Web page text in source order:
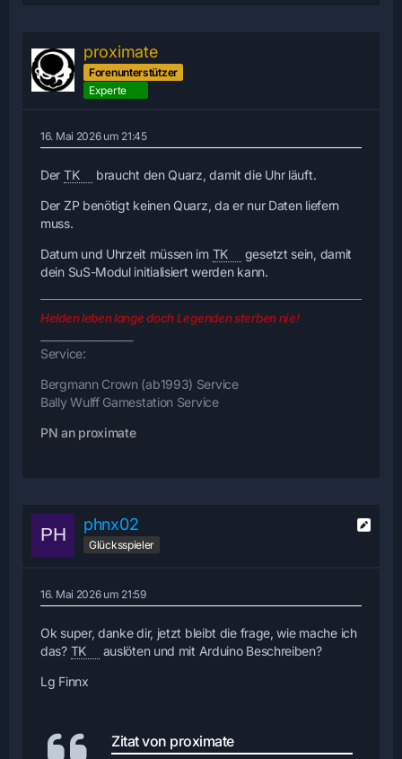
proximate
Forenunterstützer
Experte
16. Mai 2026 um 21:45
Der TK
braucht den Quarz, damit die Uhr läuft.
Der ZP benötigt keinen Quarz, da er nur Daten liefern
muss.
Datum und Uhrzeit müssen im TK
gesetzt sein, damit
dein SuS-Modul initialisiert werden kann.
Helden leben lange doch Legenden sterben nie!
Service:
Bergmann Crown (ab1993) Service
Bally Wulff Gamestation Service
PN an proximate
phnx02
Glücksspieler
16. Mai 2026 um 21:59
Ok super, danke dir, jetzt bleibt die frage, wie mache ich
das? TK
auslöten und mit Arduino Beschreiben?
Lg Finnx
Zitat von proximate